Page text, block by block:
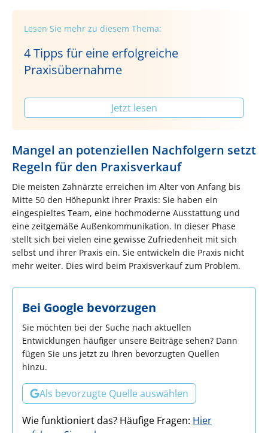
Lesen Sie mehr zu diesem Thema:
4 Tipps für eine erfolgreiche
Praxisübernahme
Jetzt lesen
Mangel an potenziellen Nachfolgern setzt
Regeln für den Praxisverkauf
Die meisten Zahnärzte erreichen im Alter von Anfang bis
Mitte 50 den Höhepunkt ihrer Praxis: Sie haben ein
eingespieltes Team, eine hochmoderne Ausstattung und
eine zeitgemäße Außenkommunikation. In dieser Phase
stellt sich bei vielen eine gewisse Zufriedenheit mit sich
selbst und ihrer Praxis ein. Sie entwickeln die Praxis nicht
mehr weiter. Dies wird beim Praxisverkauf zum Problem.
Bei Google bevorzugen
Sie möchten bei der Suche nach aktuellen
Entwicklungen häufiger unsere Beiträge sehen? Dann
fügen Sie uns jetzt zu Ihren bevorzugten Quellen
hinzu.
Als bevorzugte Quelle auswählen
Wie funktioniert das? Häufige Fragen: Hier